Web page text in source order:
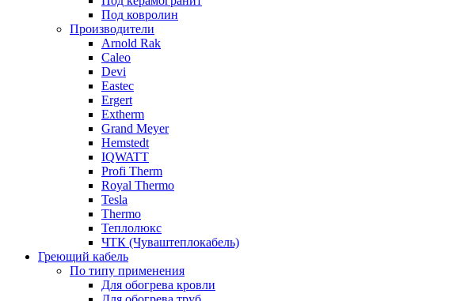
Под ковролин
Производители
Arnold Rak
Caleo
Devi
Eastec
Ergert
Extherm
Grand Meyer
Hemstedt
IQWATT
Profi Therm
Royal Thermo
Tesla
Thermo
Теплолюкс
ЧТК (Чуваштеплокабель)
Греющий кабель
По типу применения
Для обогрева кровли